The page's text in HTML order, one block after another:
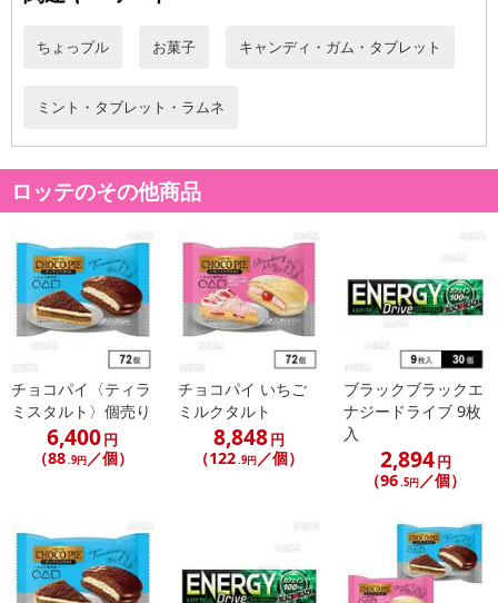
休業日
■ その他共通および商品カテゴリー別注意事項（※必ずご確認くだ
さい）
こちらの情報は2026年07月09日
ちょっプル お菓子 キャンディ・ガム・タブレット
ミント・タブレット・ラムネ
ロッテのその他商品
チョコパイ〈ティラ
ミスタルト〉個売り
6,400円
（88.9円／個）
チョコパイ いちご
ミルクタルト
8,848円
（122.9円 ／個）
ブラックブラックエ
ナジードライブ 9枚
入
2,894円
（96.5円 ／個）